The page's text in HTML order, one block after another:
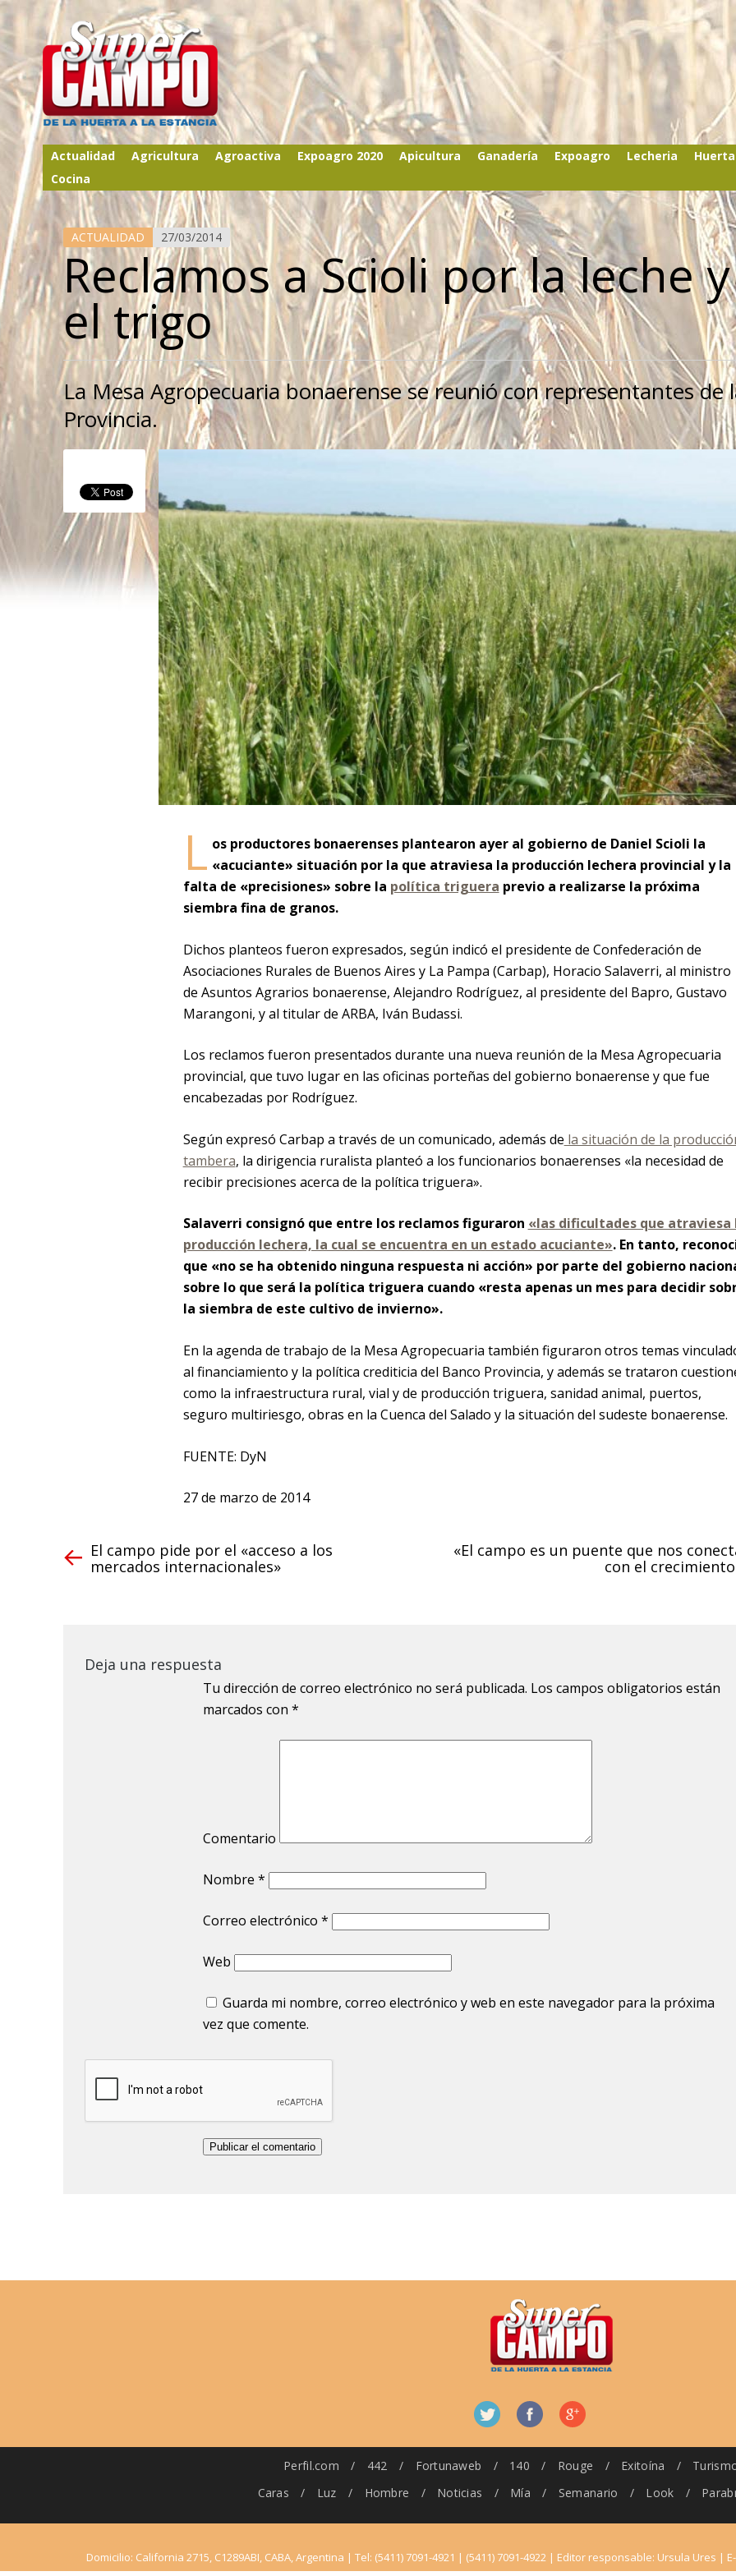
Actualidad Agricultura Agroactiva Expoagro 2020 Apicultura Ganadería Expoagro Lecheria
Cocina
ACTUALIDAD 27/03/2014
Reclamos a Scioli por la leche y
el trigo
La Mesa Agropecuaria bonaerense se reunió con representantes de
Provincia.
L os productores bonaerenses plantearon ayer al gobierno de Daniel Scioli la
«acuciante» situación por la que atraviesa la producción lechera provincial y la
falta de «precisiones» sobre la política triguera previo a realizarse la próxima
siembra fina de granos.
Dichos planteos fueron expresados, según indicó el presidente de Confederación de
Asociaciones Rurales de Buenos Aires y La Pampa (Carbap), Horacio Salaverri, al ministro
de Asuntos Agrarios bonaerense, Alejandro Rodríguez, al presidente del Bapro, Gustavo
Marangoni, y al titular de ARBA, Iván Budassi.
Los reclamos fueron presentados durante una nueva reunión de la Mesa Agropecuaria
provincial, que tuvo lugar en las oficinas porteñas del gobierno bonaerense y que fue
encabezadas por Rodríguez.
Según expresó Carbap a través de un comunicado, además de la situación de la
tambera, la dirigencia ruralista planteó a los funcionarios bonaerenses «la necesidad de
recibir precisiones acerca de la política triguera».
Salaverri consignó que entre los reclamos figuraron «las dificultades que atraviesa
producción lechera, la cual se encuentra en un estado acuciante». En tanto,
que «no se ha obtenido ninguna respuesta ni acción» por parte del gobierno
sobre lo que será la política triguera cuando «resta apenas un mes para decidir
la siembra de este cultivo de invierno».
En la agenda de trabajo de la Mesa Agropecuaria también figuraron otros temas
al financiamiento y la política crediticia del Banco Provincia, y además se trataron
como la infraestructura rural, vial y de producción triguera, sanidad animal, puertos,
seguro multiriesgo, obras en la Cuenca del Salado y la situación del sudeste bonaerense.
FUENTE: DyN
27 de marzo de 2014
El campo pide por el «acceso a los
mercados internacionales»
«El campo es un puente que nos
con el
Deja una respuesta
Tu dirección de correo electrónico no será publicada. Los campos obligatorios están
marcados con *
Comentario
Nombre *
Correo electrónico *
Web
Guarda mi nombre, correo electrónico y web en este navegador para la próxima
vez que comente.
Perfil.com / 442 / Fortunaweb / 140 / Rouge / Exitoína /
Caras
/ Luz / Hombre / Noticias / Mía / Semanario / Look /
Domicilio: California 2715, C1289ABI, CABA, Argentina | Tel: (5411) 7091-4921 | (5411) 7091-4922 | Editor responsable: Ursula Ures |